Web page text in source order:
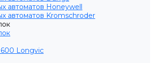
автоматов Honeywell
автоматов Kromschroder
Longvic